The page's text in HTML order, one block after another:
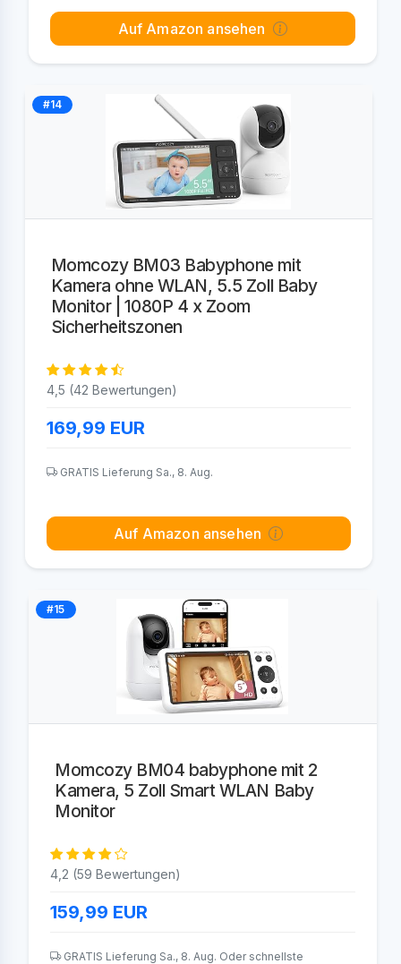
Auf Amazon ansehen
#14
Momcozy BM03 Babyphone mit
Kamera ohne WLAN, 5.5 Zoll Baby
Monitor | 1080P 4 x Zoom
Sicherheitszonen
4,5 (42 Bewertungen)
169,99 EUR
GRATIS Lieferung Sa., 8. Aug.
Auf Amazon ansehen
#15
Momcozy BM04 babyphone mit 2
Kamera, 5 Zoll Smart WLAN Baby
Monitor
4,2 (59 Bewertungen)
159,99 EUR
GRATIS Lieferung Sa., 8. Aug. Oder schnellste